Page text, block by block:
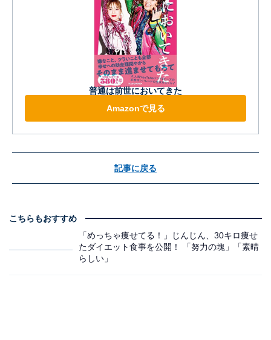
普通は前世においてきた
Amazonで見る
記事に戻る
こちらもおすすめ
「めっちゃ痩せてる！」じんじん、30キロ痩せ
たダイエット食事を公開！ 「努力の塊」「素晴
らしい」